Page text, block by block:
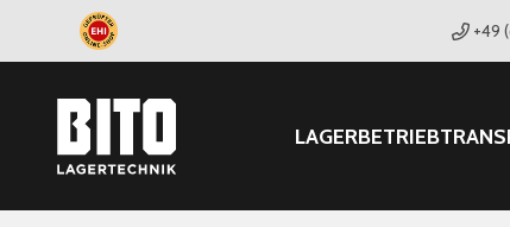
+49
LAGERBETRIEB